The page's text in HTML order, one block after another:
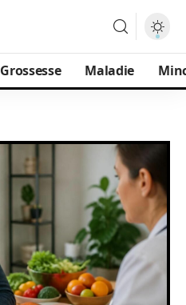
Grossesse Maladie